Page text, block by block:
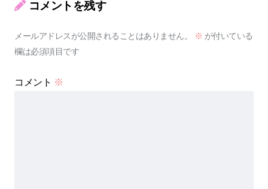
コメントを残す
メールアドレスが公開されることはありません。 ※ が付いている
欄は必須項目です
コメント ※